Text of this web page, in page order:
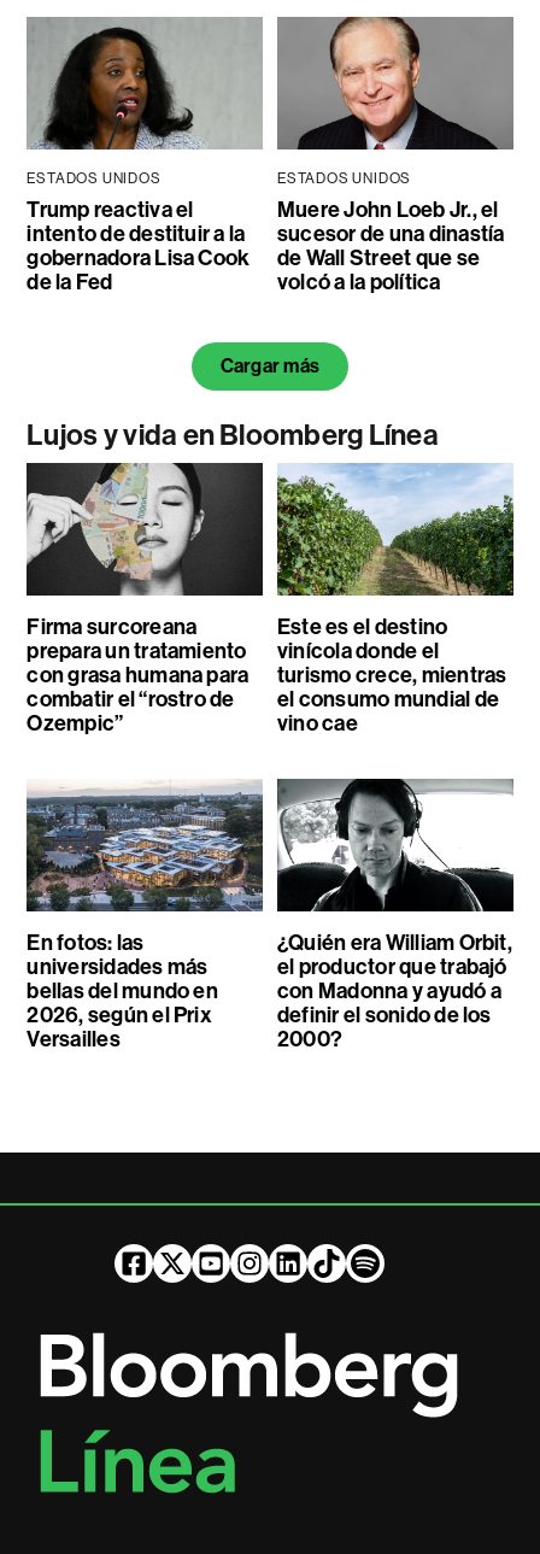
ESTADOS UNIDOS
Trump reactiva el
intento de destituir a la
gobernadora Lisa Cook
de la Fed
ESTADOS UNIDOS
Muere John Loeb Jr., el
sucesor de una dinastía
de Wall Street que se
volcó a la política
Cargar más
Lujos y vida en Bloomberg Línea
Firma surcoreana
prepara un tratamiento
con grasa humana para
combatir el “rostro de
Ozempic”
Este es el destino
vinícola donde el
turismo crece, mientras
el consumo mundial de
vino cae
En fotos: las
universidades más
bellas del mundo en
2026, según el Prix
Versailles
¿Quién era William Orbit,
el productor que trabajó
con Madonna y ayudó a
definir el sonido de los
2000?